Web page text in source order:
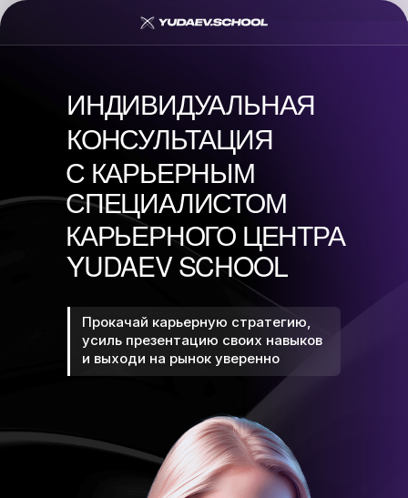
ИНДИВИДУАЛЬНАЯ
КОНСУЛЬТАЦИЯ
С КАРЬЕРНЫМ
СПЕЦИАЛИСТОМ
КАРЬЕРНОГО ЦЕНТРА
Прокачай карьерную стратегию,
усиль презентацию своих навыков
и выходи на рынок уверенно
YUDAEV SCHOOL